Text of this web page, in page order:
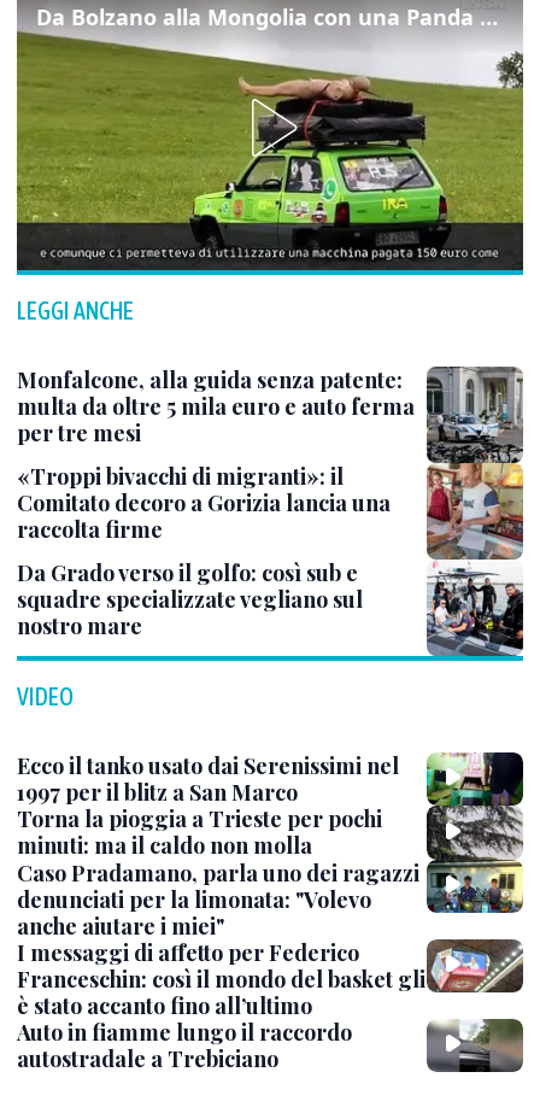
Da Bolzano alla Mongolia con una Panda da 150 euro
LEGGI ANCHE
Monfalcone, alla guida senza patente:
multa da oltre 5 mila euro e auto ferma
per tre mesi
«Troppi bivacchi di migranti»: il
Comitato decoro a Gorizia lancia una
raccolta firme
Da Grado verso il golfo: così sub e
squadre specializzate vegliano sul
nostro mare
VIDEO
Ecco il tanko usato dai Serenissimi nel
1997 per il blitz a San Marco
Torna la pioggia a Trieste per pochi
minuti: ma il caldo non molla
Caso Pradamano, parla uno dei ragazzi
denunciati per la limonata: "Volevo
anche aiutare i miei"
I messaggi di affetto per Federico
Franceschin: così il mondo del basket gli
è stato accanto fino all’ultimo
Auto in fiamme lungo il raccordo
autostradale a Trebiciano